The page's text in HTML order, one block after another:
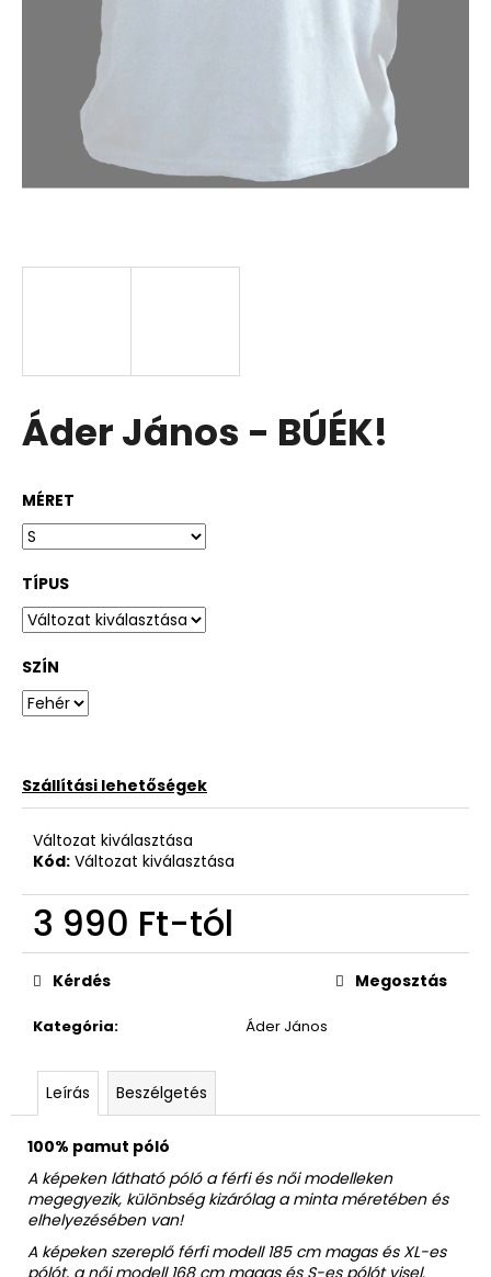
Áder János - BÚÉK!
MÉRET
TÍPUS
SZÍN
Szállítási lehetőségek
Változat kiválasztása
Kód: Változat kiválasztása
3 990 Ft-tól
Egységár:
Kategória: Áder János
Kérdés Megosztás
Leírás Beszélgetés
100% pamut póló
A képeken látható póló a férfi és női modelleken
megegyezik, különbség kizárólag a minta méretében és
elhelyezésében van!
A képeken szereplő férfi modell 185 cm magas és XL-es
pólót, a női modell 168 cm magas és S-es pólót visel.